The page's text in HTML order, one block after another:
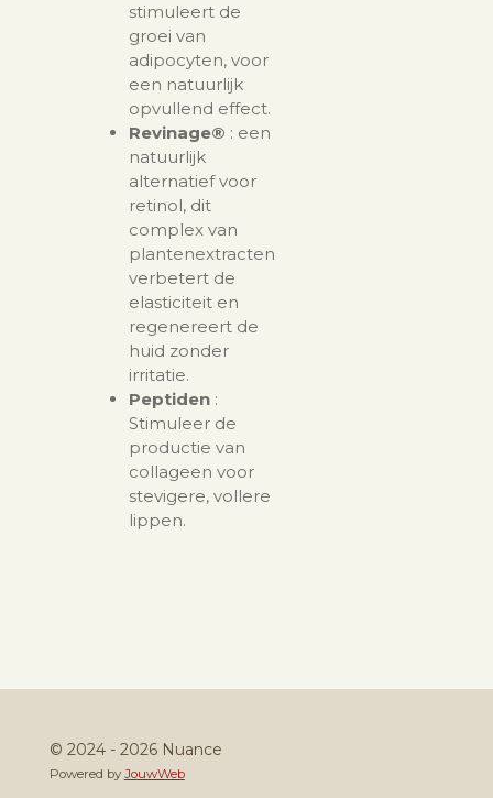
stimuleert de
groei van
adipocyten, voor
een natuurlijk
opvullend effect.
Revinage® : een
natuurlijk
alternatief voor
retinol, dit
complex van
plantenextracten
verbetert de
elasticiteit en
regenereert de
huid zonder
irritatie.
Peptiden :
Stimuleer de
productie van
collageen voor
stevigere, vollere
lippen.
© 2024 - 2026 Nuance
Powered by JouwWeb